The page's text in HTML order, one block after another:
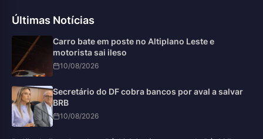
Últimas Notícias
Carro bate em poste no Altiplano Leste e
motorista sai ileso
10/08/2026
Secretário do DF cobra bancos por aval a salvar
BRB
10/08/2026